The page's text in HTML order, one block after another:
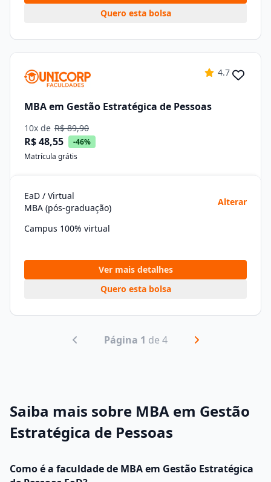
Quero esta bolsa
4.7
MBA em Gestão Estratégica de Pessoas
10x de R$ 89,90
R$ 48,55
-46%
Matrícula grátis
EaD / Virtual
MBA (pós-graduação)
Alterar
Campus 100% virtual
Ver mais detalhes
Quero esta bolsa
Página 1 de 4
Saiba mais sobre MBA em Gestão
Estratégica de Pessoas
Como é a faculdade de MBA em Gestão Estratégica